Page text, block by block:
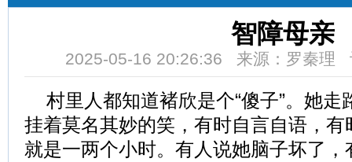
智障母亲
2025-05-16 20:26:36 来源：罗秦理
村里人都知道褚欣是个“傻子”。她
挂着莫名其妙的笑，有时自言自语，
就是一两个小时。有人说她脑子坏了